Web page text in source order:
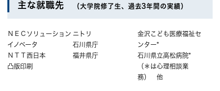
主な就職先 （大学院修了生、過去3年間の実績）
ＮＥＣソリューション
イノベータ
ＮＴＴ西日本
凸版印刷
ニトリ
石川県庁
福井県庁
金沢こども医療福祉セ
ンター*
石川県立高松病院*
（＊は心理相談業
務） 他